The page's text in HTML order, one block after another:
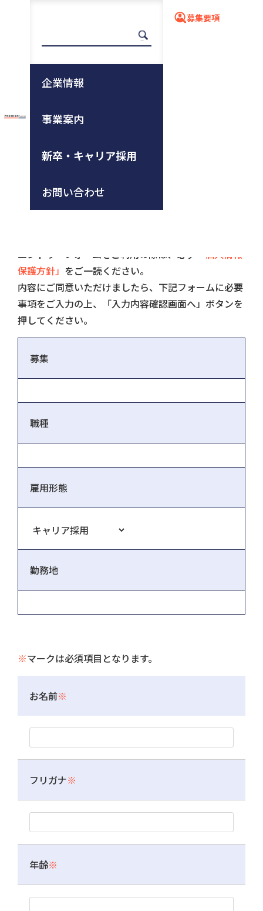
企業情報
事業案内
新卒・キャリア採用
お問い合わせ
募集要項
応募フォーム
エントリー
エントリーフォームをご利用の際は、必ず
「個人情報
保護方針」 をご一読ください。
内容にご同意いただけましたら、下記フォームに必要
事項をご入力の上、「入力内容確認画面へ」ボタンを
押してください。
募集
職種
雇用形態
勤務地
※マークは必須項目となります。
お名前※
フリガナ※
年齢※